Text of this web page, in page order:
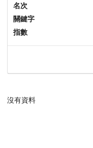
名次
關鍵字
指數
沒有資料